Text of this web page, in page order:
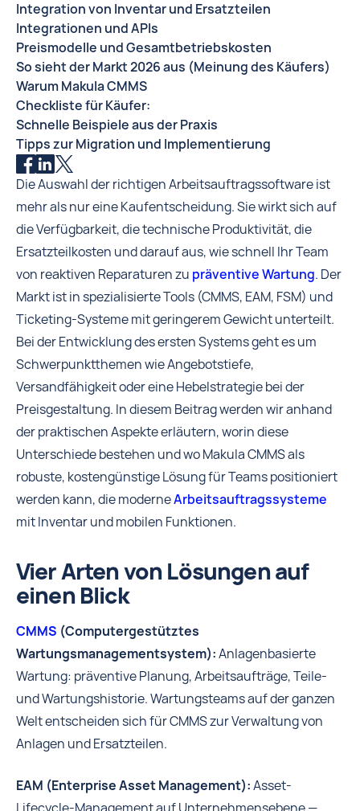
Die Auswahl der richtigen Arbeitsauftragssoftware ist
mehr als nur eine Kaufentscheidung. Sie wirkt sich auf
die Verfügbarkeit, die technische Produktivität, die
Ersatzteilkosten und darauf aus, wie schnell Ihr Team
von reaktiven Reparaturen zu präventive Wartung. Der
Markt ist in spezialisierte Tools (CMMS, EAM, FSM) und
Ticketing-Systeme mit geringerem Gewicht unterteilt.
Bei der Entwicklung des ersten Systems geht es um
Schwerpunktthemen wie Angebotstiefe,
Versandfähigkeit oder eine Hebelstrategie bei der
Preisgestaltung. In diesem Beitrag werden wir anhand
der praktischen Aspekte erläutern, worin diese
Unterschiede bestehen und wo Makula CMMS als
robuste, kostengünstige Lösung für Teams positioniert
werden kann, die moderneArbeitsauftragssysteme
mit Inventar und mobilen Funktionen.
Vier Arten von Lösungen auf
einen Blick
CMMS (Computergestütztes
Wartungsmanagementsystem):Anlagenbasierte
Wartung: präventive Planung, Arbeitsaufträge, Teile-
und Wartungshistorie. Wartungsteams auf der ganzen
Welt entscheiden sich für CMMS zur Verwaltung von
Anlagen und Ersatzteilen.
EAM (Enterprise Asset Management):Asset-
Integration von Inventar und Ersatzteilen
Integrationen und APIs
Preismodelle und Gesamtbetriebskosten
So sieht der Markt 2026 aus (Meinung des Käufers)
Warum Makula CMMS
Checkliste für Käufer:
Schnelle Beispiele aus der Praxis
Tipps zur Migration und Implementierung